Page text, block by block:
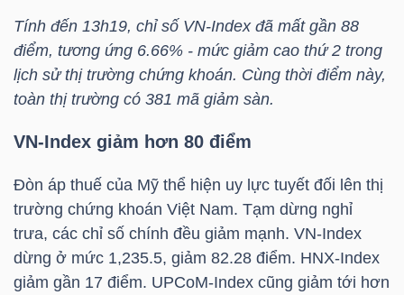
Tính đến 13h19, chỉ số VN-Indexđã mất gần 88
điểm, tương ứng 6.66% - mức giảm cao thứ 2 trong
lịch sử thị trường chứng khoán. Cùng thời điểm này,
toàn thị trường có 381 mã giảm sàn.
VN-Index giảm hơn 80 điểm
Đòn áp thuế của Mỹ thể hiện uy lực tuyết đối lên thị
trường chứng khoán Việt Nam. Tạm dừng nghỉ
trưa, các chỉ số chính đều giảm mạnh. VN-Index
dừng ở mức 1,235.5, giảm 82.28 điểm. HNX-Index
giảm gần 17 điểm. UPCoM-Index cũng giảm tới hơn
CÔNG
CỤ
ĐẦU
TRUY
XUẤT
DỮ
LIỆU